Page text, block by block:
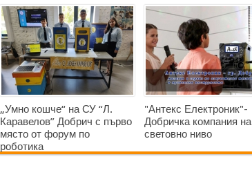
„Умно кошче“ на СУ “Л.
Каравелов” Добрич с първо
място от форум по
роботика
"Антекс Електроник"-
Добричка компания на
световно ниво